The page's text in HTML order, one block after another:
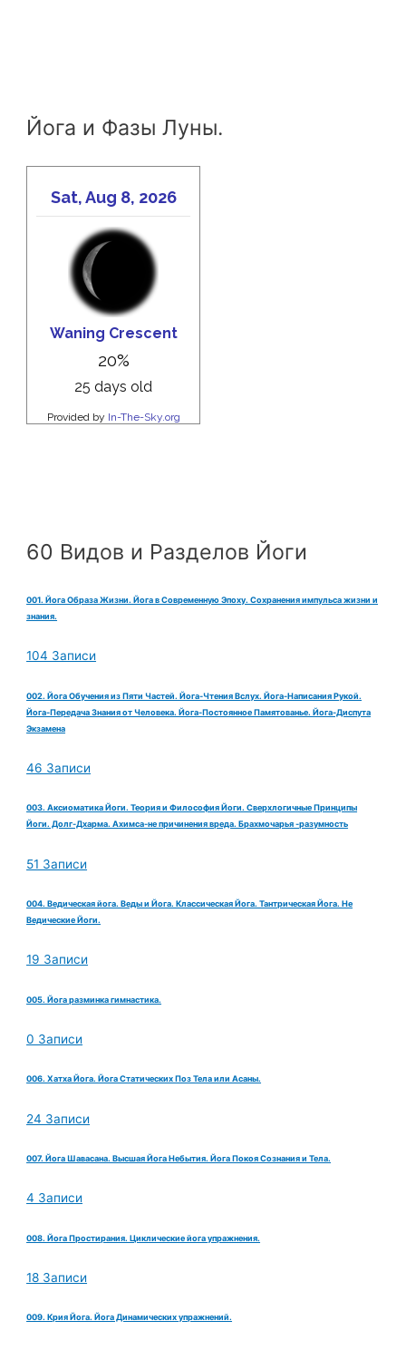
Йога и Фазы Луны.
60 Видов и Разделов Йоги
001. Йога Образа Жизни. Йога в Современную Эпоху. Сохранения импульса жизни и
знания.
104 Записи
002. Йога Обучения из Пяти Частей. Йога-Чтения Вслух. Йога-Написания Рукой.
Йога-Передача Знания от Человека. Йога-Постоянное Памятованье. Йога-Диспута
Экзамена
46 Записи
003. Аксиоматика Йоги. Теория и Философия Йоги. Сверхлогичные Принципы
Йоги. Долг-Дхарма. Ахимса-не причинения вреда. Брахмочарья -разумность
51 Записи
004. Ведическая йога. Веды и Йога. Классическая Йога. Тантрическая Йога. Не
Ведические Йоги.
19 Записи
005. Йога разминка гимнастика.
0 Записи
006. Хатха Йога. Йога Статических Поз Тела или Асаны.
24 Записи
007. Йога Шавасана. Высшая Йога Небытия. Йога Покоя Сознания и Тела.
4 Записи
008. Йога Простирания. Циклические йога упражнения.
18 Записи
009. Крия Йога. Йога Динамических упражнений.